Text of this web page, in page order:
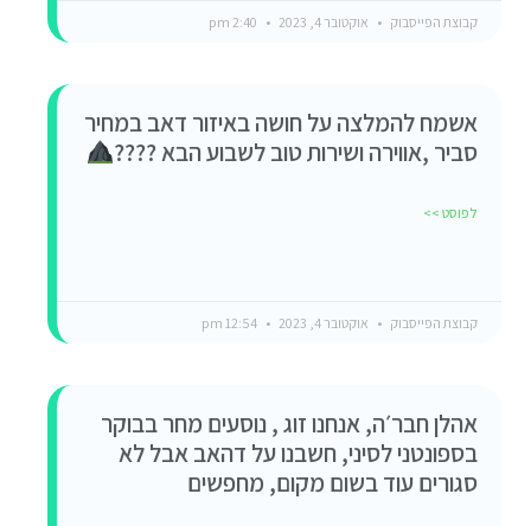
קבוצת הפייסבוק אוקטובר 4, 2023
אשמח להמלצה על חושה באיזור דאב במחיר
סביר ,אווירה ושירות טוב לשבוע הבא ????
לפוסט >>
קבוצת הפייסבוק אוקטובר 4, 2023
אהלן חבר׳ה, אנחנו זוג , נוסעים מחר בבוקר
בספונטני לסיני, חשבנו על דהאב אבל לא
סגורים עוד בשום מקום, מחפשים